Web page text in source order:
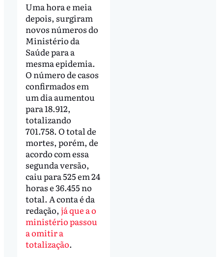
Uma hora e meia
depois, surgiram
novos números do
Ministério da
Saúde para a
mesma epidemia.
O número de casos
confirmados em
um dia aumentou
para 18.912,
totalizando
701.758. O total de
mortes, porém, de
acordo com essa
segunda versão,
caiu para 525 em 24
horas e 36.455 no
total. A conta é da
redação, já que a o
ministério passou
a omitir a
totalização.